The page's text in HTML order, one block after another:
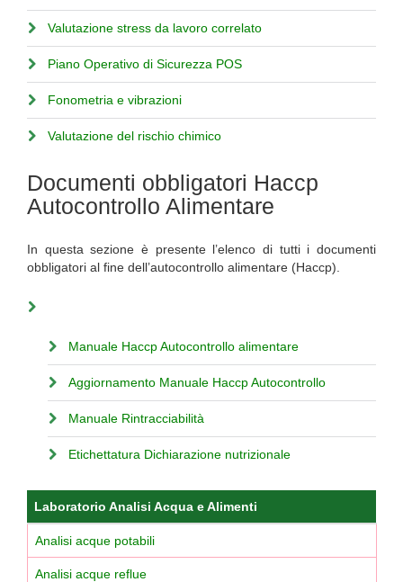
Valutazione stress da lavoro correlato
Piano Operativo di Sicurezza POS
Fonometria e vibrazioni
Valutazione del rischio chimico
Documenti obbligatori Haccp
Autocontrollo Alimentare
In questa sezione è presente l’elenco di tutti i documenti
obbligatori al fine dell’autocontrollo alimentare (Haccp).
Manuale Haccp Autocontrollo alimentare
Aggiornamento Manuale Haccp Autocontrollo
Manuale Rintracciabilità
Etichettatura Dichiarazione nutrizionale
Laboratorio Analisi Acqua e Alimenti
Analisi acque potabili
Analisi acque reflue